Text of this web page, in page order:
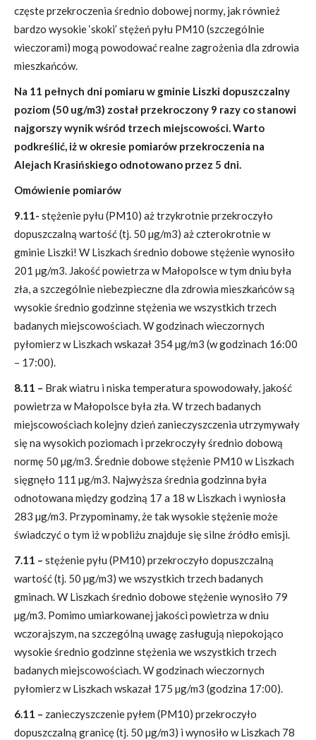
częste przekroczenia średnio dobowej normy, jak również
bardzo wysokie ‘skoki’ stężeń pyłu PM10 (szczególnie
wieczorami) mogą powodować realne zagrożenia dla zdrowia
mieszkańców.
Na 11 pełnych dni pomiaru w gminie Liszki dopuszczalny
poziom (50 ug/m3) został przekroczony 9 razy co stanowi
najgorszy wynik wśród trzech miejscowości. Warto
podkreślić, iż w okresie pomiarów przekroczenia na
Alejach Krasińskiego odnotowano przez 5 dni.
Omówienie pomiarów
9.11- stężenie pyłu (PM10) aż trzykrotnie przekroczyło
dopuszczalną wartość (tj. 50 µg/m3) aż czterokrotnie w
gminie Liszki! W Liszkach średnio dobowe stężenie wynosiło
201 µg/m3. Jakość powietrza w Małopolsce w tym dniu była
zła, a szczególnie niebezpieczne dla zdrowia mieszkańców są
wysokie średnio godzinne stężenia we wszystkich trzech
badanych miejscowościach. W godzinach wieczornych
pyłomierz w Liszkach wskazał 354 µg/m3 (w godzinach 16:00
– 17:00).
8.11 – Brak wiatru i niska temperatura spowodowały, jakość
powietrza w Małopolsce była zła. W trzech badanych
miejscowościach kolejny dzień zanieczyszczenia utrzymywały
się na wysokich poziomach i przekroczyły średnio dobową
normę 50 µg/m3. Średnie dobowe stężenie PM10 w Liszkach
sięgnęło 111 µg/m3. Najwyższa średnia godzinna była
odnotowana między godziną 17 a 18 w Liszkach i wyniosła
283 µg/m3. Przypominamy, że tak wysokie stężenie może
świadczyć o tym iż w pobliżu znajduje się silne źródło emisji.
7.11 – stężenie pyłu (PM10) przekroczyło dopuszczalną
wartość (tj. 50 µg/m3) we wszystkich trzech badanych
gminach. W Liszkach średnio dobowe stężenie wynosiło 79
µg/m3. Pomimo umiarkowanej jakości powietrza w dniu
wczorajszym, na szczególną uwagę zasługują niepokojąco
wysokie średnio godzinne stężenia we wszystkich trzech
badanych miejscowościach. W godzinach wieczornych
pyłomierz w Liszkach wskazał 175 µg/m3 (godzina 17:00).
6.11 – zanieczyszczenie pyłem (PM10) przekroczyło
dopuszczalną granicę (tj. 50 µg/m3) i wynosiło w Liszkach 78